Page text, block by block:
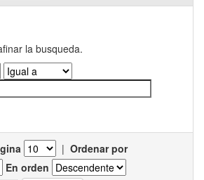
la busqueda.
| Ordenar por
En orden